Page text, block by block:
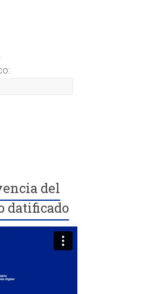
del
datificado